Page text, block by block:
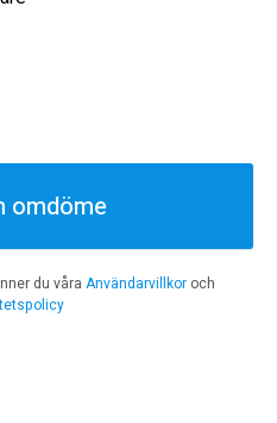
omdöme
du våra Användarvillkor och